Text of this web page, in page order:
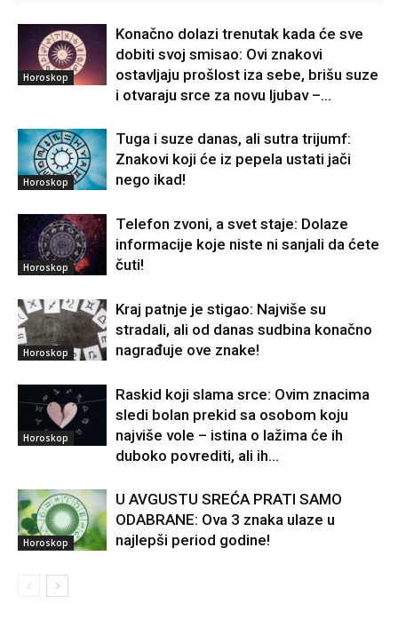
Horoskop
Konačno dolazi trenutak kada će sve
dobiti svoj smisao: Ovi znakovi
ostavljaju prošlost iza sebe, brišu suze
i otvaraju srce za novu ljubav –...
Horoskop
Tuga i suze danas, ali sutra trijumf:
Znakovi koji će iz pepela ustati jači
nego ikad!
Horoskop
Telefon zvoni, a svet staje: Dolaze
informacije koje niste ni sanjali da ćete
čuti!
Horoskop
Kraj patnje je stigao: Najviše su
stradali, ali od danas sudbina konačno
nagrađuje ove znake!
Horoskop
Raskid koji slama srce: Ovim znacima
sledi bolan prekid sa osobom koju
najviše vole – istina o lažima će ih
duboko povrediti, ali ih...
Horoskop
U AVGUSTU SREĆA PRATI SAMO
ODABRANE: Ova 3 znaka ulaze u
najlepši period godine!